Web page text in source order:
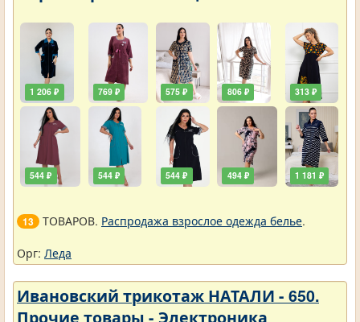
1 206 ₽
544 ₽
769 ₽
544 ₽
575 ₽
544 ₽
806 ₽
494 ₽
313 ₽
1 181 ₽
13 ТОВАРОВ. Распродажа взрослое одежда белье.
Орг: Леда
Ивановский трикотаж НАТАЛИ - 650.